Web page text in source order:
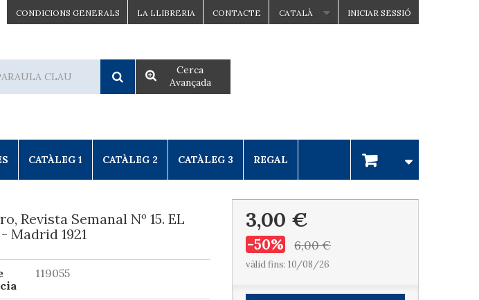
INICIAR SESSIÓ
CATALÀ
CONTACTE
LA LLIBRERIA
CONDICIONS GENERALS
Cerca
Avançada
CATÀLEG 1 CATÀLEG 2 CATÀLEG 3 REGAL
Revista Semanal Nº 15. EL
Madrid 1921
119055
3,00 €
-50% 6,00 €
vàlid fins: 10/08/26